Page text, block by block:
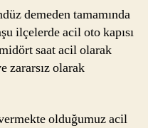
demeden tamamında
ilçelerde acil oto kapısı
saat acil olarak
zararsız olarak
olduğumuz acil